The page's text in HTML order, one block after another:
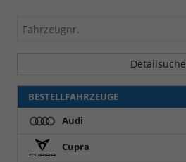
Fahrzeugnr.
Detailsuche
BESTELLFAHRZEUGE
Audi
Cupra